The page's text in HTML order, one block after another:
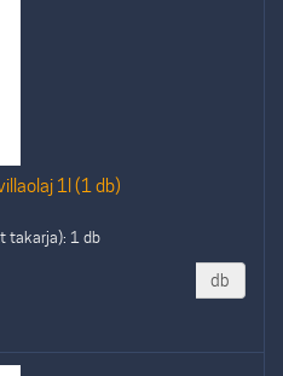
1l (1 db)
takarja): 1 db
db